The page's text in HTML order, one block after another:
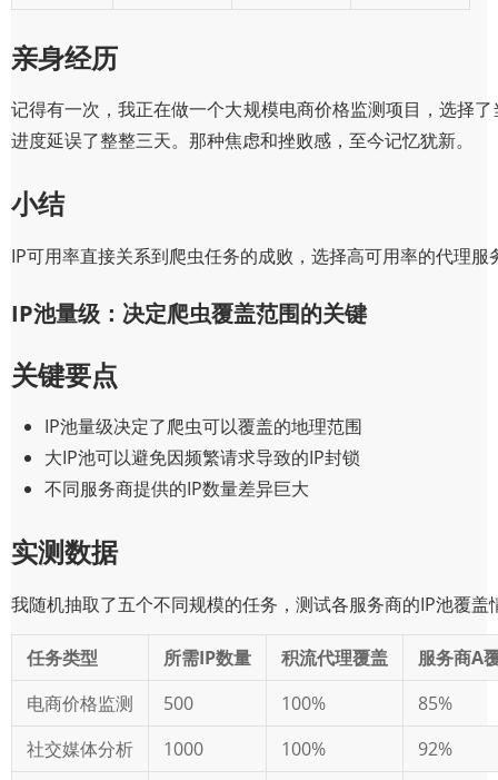
亲身经历
记得有一次，我正在做一个大规模电商价格监测项目，选择
进度延误了整整三天。那种焦虑和挫败感，至今记忆犹新。
小结
IP可用率直接关系到爬虫任务的成败，选择高可用率的代理
IP池量级：决定爬虫覆盖范围的关键
关键要点
IP池量级决定了爬虫可以覆盖的地理范围
大IP池可以避免因频繁请求导致的IP封锁
不同服务商提供的IP数量差异巨大
实测数据
我随机抽取了五个不同规模的任务，测试各服务商的IP池覆盖
任务类型 所需IP数量 积流代理覆盖
服务商A
电商价格监测
500 100%
85%
社交媒体分析
1000 100%
92%